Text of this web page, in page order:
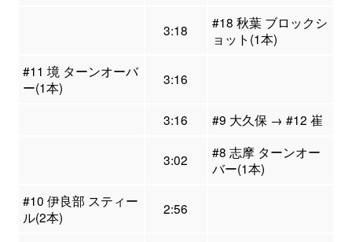
3:18
#18 秋葉 ブロックシ
ョット(1本)
#11 境 ターンオーバ
ー(1本)
3:16
3:16 #9 大久保 → #12 崔
3:02
#8 志摩 ターンオー
バー(1本)
#10 伊良部 スティー
ル(2本)
2:56